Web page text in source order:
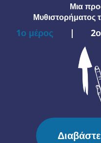
Μια
1ο μέρος |